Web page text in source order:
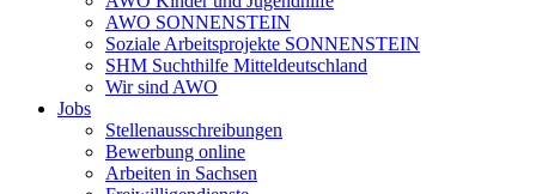
AWO SONNENSTEIN
Soziale Arbeitsprojekte SONNENSTEIN
SHM Suchthilfe Mitteldeutschland
Wir sind AWO
Jobs
Stellenausschreibungen
Bewerbung online
Arbeiten in Sachsen